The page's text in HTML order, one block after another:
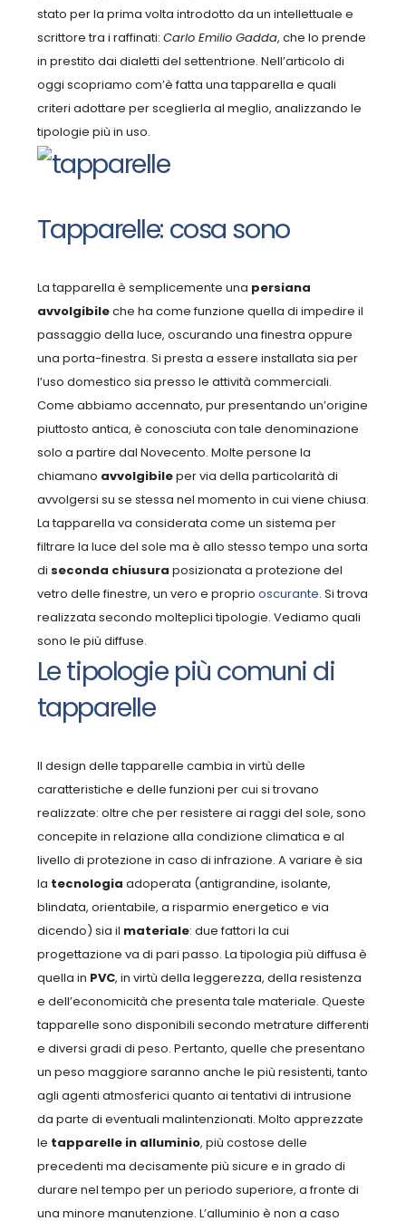
stato per la prima volta introdotto da un intellettuale e
scrittore tra i raffinati: Carlo Emilio Gadda, che lo prende
in prestito dai dialetti del settentrione. Nell’articolo di
oggi scopriamo com’è fatta una tapparella e quali
criteri adottare per sceglierla al meglio, analizzando le
tipologie più in uso.
Tapparelle: cosa sono
La tapparella è semplicemente una persiana
avvolgibileche ha come funzione quella di impedire il
passaggio della luce, oscurando una finestra oppure
una porta-finestra. Si presta a essere installata sia per
l’uso domestico sia presso le attività commerciali.
Come abbiamo accennato, pur presentando un’origine
piuttosto antica, è conosciuta con tale denominazione
solo a partire dal Novecento. Molte persone la
chiamano avvolgibileper via della particolarità di
avvolgersi su se stessa nel momento in cui viene chiusa.
La tapparella va considerata come un sistema per
filtrare la luce del sole ma è allo stesso tempo una sorta
di seconda chiusura posizionata a protezione del
vetro delle finestre, un vero e proprio oscurante. Si trova
realizzata secondo molteplici tipologie. Vediamo quali
sono le più diffuse.
Le tipologie più comuni di
tapparelle
Il design delle tapparelle cambia in virtù delle
caratteristiche e delle funzioni per cui si trovano
realizzate: oltre che per resistere ai raggi del sole, sono
concepite in relazione alla condizione climatica e al
livello di protezione in caso di infrazione. A variare è sia
la tecnologia adoperata (antigrandine, isolante,
blindata, orientabile, a risparmio energetico e via
dicendo) sia il materiale: due fattori la cui
progettazione va di pari passo. La tipologia più diffusa è
quella in PVC, in virtù della leggerezza, della resistenza
e dell’economicità che presenta tale materiale. Queste
tapparelle sono disponibili secondo metrature differenti
e diversi gradi di peso. Pertanto, quelle che presentano
un peso maggiore saranno anche le più resistenti, tanto
agli agenti atmosferici quanto ai tentativi di intrusione
da parte di eventuali malintenzionati. Molto apprezzate
le tapparelle in alluminio, più costose delle
precedenti ma decisamente più sicure e in grado di
durare nel tempo per un periodo superiore, a fronte di
una minore manutenzione. L’alluminio è non a caso